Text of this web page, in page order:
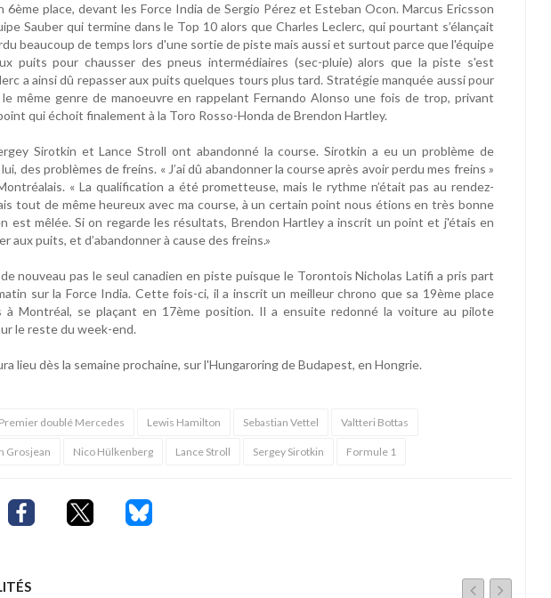
6ème place, devant les Force India de Sergio Pérez et Esteban Ocon. Marcus Ericsson
Sauber qui termine dans le Top 10 alors que Charles Leclerc, qui pourtant s’élançait
beaucoup de temps lors d'une sortie de piste mais aussi et surtout parce que l'équipe
puits pour chausser des pneus intermédiaires (sec-pluie) alors que la piste s'est
a ainsi dû repasser aux puits quelques tours plus tard. Stratégie manquée aussi pour
même genre de manoeuvre en rappelant Fernando Alonso une fois de trop, privant
qui échoit finalement à la Toro Rosso-Honda de Brendon Hartley.
Sirotkin et Lance Stroll ont abandonné la course. Sirotkin a eu un problème de
des problèmes de freins. « J’ai dû abandonner la course après avoir perdu mes freins »
« La qualification a été prometteuse, mais le rythme n’était pas au rendez-
tout de même heureux avec ma course, à un certain point nous étions en très bonne
est mêlée. Si on regarde les résultats, Brendon Hartley a inscrit un point et j'étais en
aux puits, et d’abandonner à cause des freins.»
nouveau pas le seul canadien en piste puisque le Torontois Nicholas Latifi a pris part
sur la Force India. Cette fois-ci, il a inscrit un meilleur chrono que sa 19ème place
à Montréal, se plaçant en 17ème position. Il a ensuite redonné la voiture au pilote
le reste du week-end.
lieu dès la semaine prochaine, sur l'Hungaroring de Budapest, en Hongrie.
Premier doublé Mercedes Lewis Hamilton Sebastian Vettel Valtteri Bottas
Grosjean Nico Hülkenberg Lance Stroll Sergey Sirotkin Formule 1